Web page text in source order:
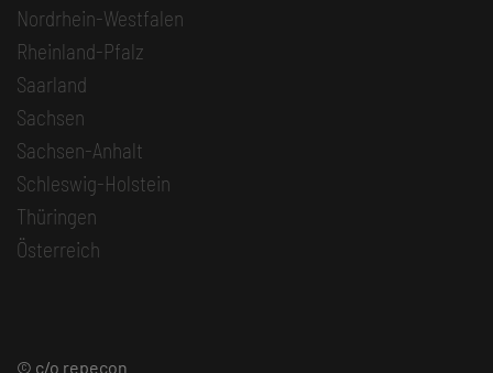
Nordrhein-Westfalen
Rheinland-Pfalz
Saarland
Sachsen
Sachsen-Anhalt
Schleswig-Holstein
Thüringen
Österreich
© c/o repecon